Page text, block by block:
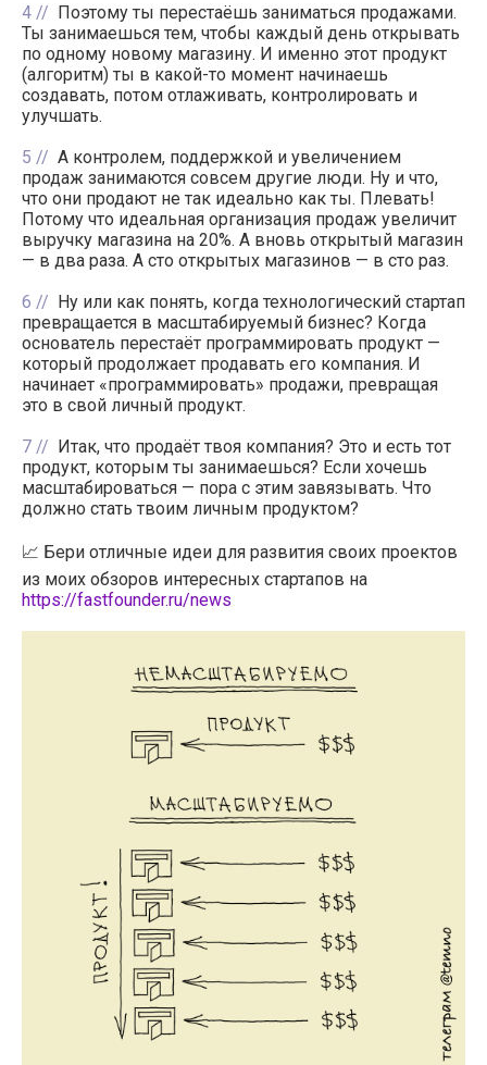
4
Поэтому ты перестаёшь заниматься продажами.
Ты занимаешься тем, чтобы каждый день открывать
по одному новому магазину. И именно этот продукт
(алгоритм) ты в какой-то момент начинаешь
создавать, потом отлаживать, контролировать и
улучшать.
5
А контролем, поддержкой и увеличением
продаж занимаются совсем другие люди. Ну и что,
что они продают не так идеально как ты. Плевать!
Потому что идеальная организация продаж увеличит
выручку магазина на 20%. А вновь открытый магазин
— в два раза. А сто открытых магазинов — в сто раз.
6
Ну или как понять, когда технологический стартап
превращается в масштабируемый бизнес? Когда
основатель перестаёт программировать продукт —
который продолжает продавать его компания. И
начинает «программировать» продажи, превращая
это в свой личный продукт.
7
Итак, что продаёт твоя компания? Это и есть тот
продукт, которым ты занимаешься? Если хочешь
масштабироваться — пора с этим завязывать. Что
должно стать твоим личным продуктом?
📈 Бери отличные идеи для развития своих проектов
из моих обзоров интересных стартапов на
https://fastfounder.ru/news